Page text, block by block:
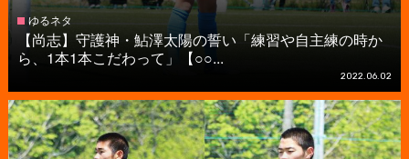
ゆるネタ
【尚志】守護神・鮎澤太陽の誓い「練習や自主練の時か
ら、1本1本こだわって」【○○...
2022.06.02